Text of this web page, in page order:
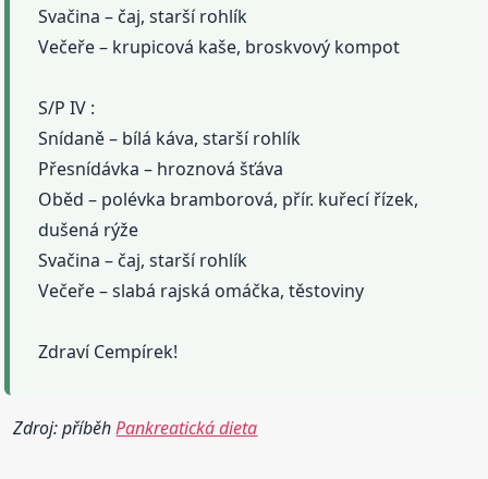
Svačina – čaj, starší rohlík
Večeře – krupicová kaše, broskvový kompot
S/P IV :
Snídaně – bílá káva, starší rohlík
Přesnídávka – hroznová šťáva
Oběd – polévka bramborová, přír. kuřecí řízek,
dušená rýže
Svačina – čaj, starší rohlík
Večeře – slabá rajská omáčka, těstoviny
Zdraví Cempírek!
Zdroj: příběhPankreatická dieta